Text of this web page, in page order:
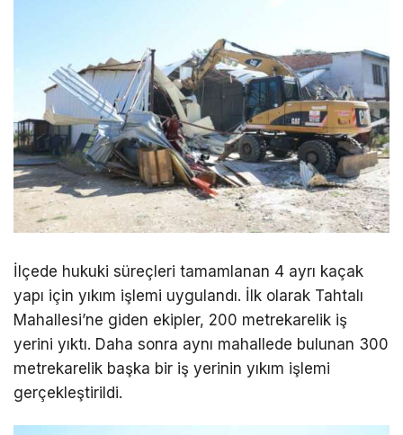
İlçede hukuki süreçleri tamamlanan 4 ayrı kaçak
yapı için yıkım işlemi uygulandı. İlk olarak Tahtalı
Mahallesi’ne giden ekipler, 200 metrekarelik iş
yerini yıktı. Daha sonra aynı mahallede bulunan 300
metrekarelik başka bir iş yerinin yıkım işlemi
gerçekleştirildi.